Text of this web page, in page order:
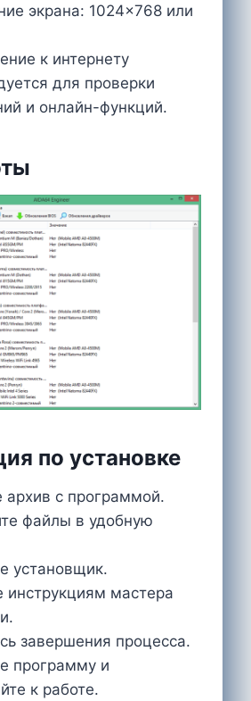
экрана: 1024×768 или
к интернету
для проверки
и онлайн-функций.
по установке
архив с программой.
файлы в удобную
установщик.
инструкциям мастера
завершения процесса.
программу и
к работе.